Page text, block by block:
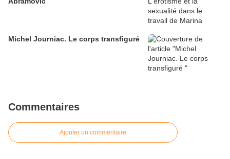
Michel Journiac. Le corps transfiguré
Commentaires
Ajouter un commentaire